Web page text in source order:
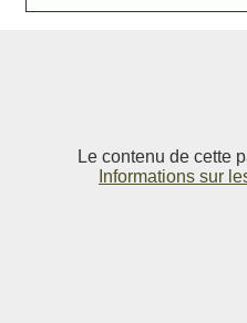
Le contenu de cette
Informations sur